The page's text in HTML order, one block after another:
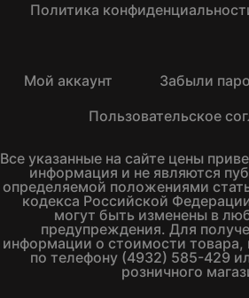
Политика
Мой аккаунт Забыли
Пользовательское
Все указанные на сайте цены
информация и не являются
определяемой положениями
кодекса Российской
могут быть изменены в
предупреждения. Для
информации о стоимости товара,
по телефону (4932) 585-429
розничного